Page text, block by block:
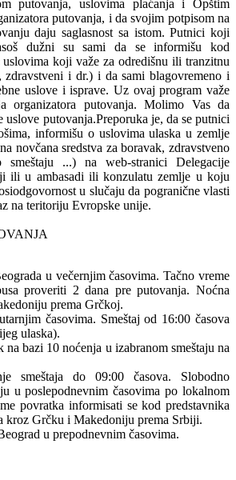
putovanja, uslovima plaćanja i Opštim
putovanja, i da svojim potpisom na
daju saglasnost sa istom. Putnici koji
dužni su sami da se informišu kod
koji važe za odredišnu ili tranzitnu
i dr.) i da sami blagovremeno i
uslove i isprave. Uz ovaj program važe
organizatora putovanja. Molimo Vas da
uslove putovanja.Preporuka je, da se putnici
informišu o uslovima ulaska u zemlje
novčana sredstva za boravak, zdravstveno
smeštaju ...) na web-stranici Delegacije
ili u ambasadi ili konzulatu zemlje u koju
u slučaju da pogranične vlasti
na teritoriju Evropske unije.
u večernjim časovima. Tačno vreme
proveriti 2 dana pre putovanja. Noćna
prema Grčkoj.
časovima. Smeštaj od 16:00 časova
ulaska).
bazi 10 noćenja u izabranom smeštaju na
smeštaja do 09:00 časova. Slobodno
u poslepodnevnim časovima po lokalnom
povratka informisati se kod predstavnika
kroz Grčku i Makedoniju prema Srbiji.
u prepodnevnim časovima.